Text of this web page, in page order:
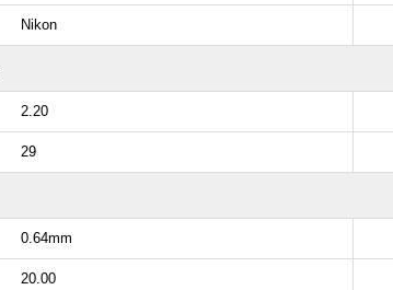
Nikon
2.20
29
0.64mm
20.00